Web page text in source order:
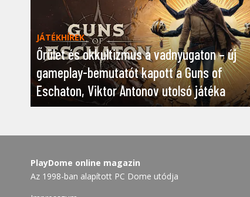
JÁTÉKHÍREK
Őrület és okkultizmus a vadnyugaton – új
gameplay-bemutatót kapott a Guns of
Eschaton, Viktor Antonov utolsó játéka
PlayDome online magazin
Az 1998-ban alapított PC Dome utódja